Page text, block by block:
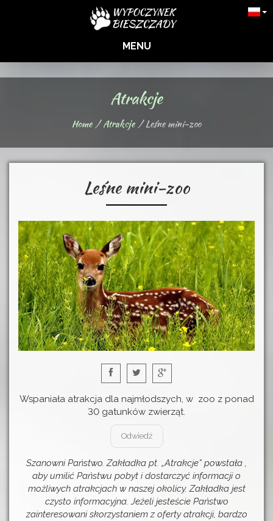
MENU
Atrakcje
Home Atrakcje Leśne mini-zoo
Leśne mini-zoo
Wspaniała atrakcja dla najmłodszych, w zoo z ponad
30 gatunków zwierząt.
Odwiedź
Szanowni Państwo. Zakładka pt. „Atrakcje” powstała ,
aby umilić Państwu pobyt i dostarczyć informacji o
możliwych atrakcjach w naszej okolicy. Zakładka jest
czysto informacyjna. Jeżeli jesteście Państwo
zainteresowani skorzystaniem z oferty atrakcji, bardzo